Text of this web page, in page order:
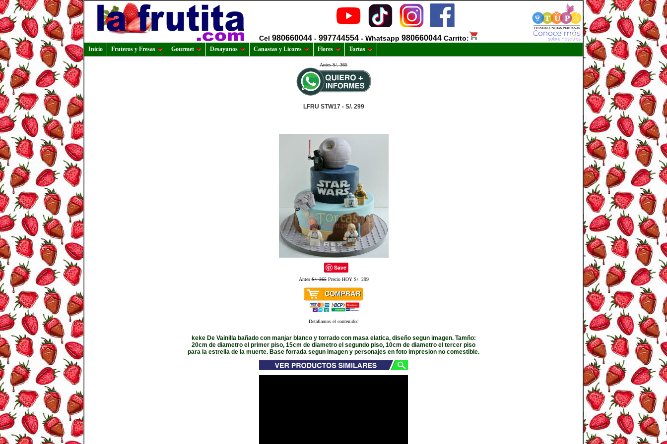
Cel 980660044 - 997744554 - Whatsapp 980660044 Carrito:
Inicio Fruteros y Fresas Gourmet Desayunos Canastas y Licores Flores Tortas
Antes S/. 365
LFRU STW17 - S/. 299
Save
AntesS/. 365Precio HOY S/. 299
Detallamos el contenido:
keke De Vainilla bañado con manjar blanco y torrado con masa elatica, diseño segun imagen. Tamño:
20cm de diametro el primer piso, 15cm de diametro el segundo piso, 10cm de diametro el tercer piso
para la estrella de la muerte. Base forrada segun imagen y personajes en foto impresion no comestible.